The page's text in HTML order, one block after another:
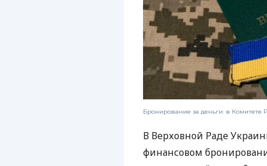
Бронирование за деньги: в Комитете
В Верховной Раде
финансовом